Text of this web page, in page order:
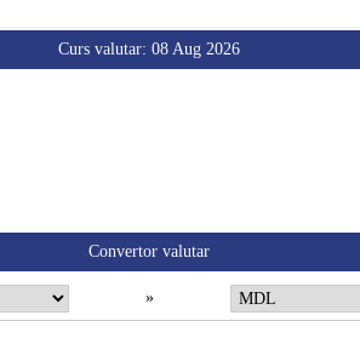
Curs valutar: 08 Aug 2026
Convertor valutar
»